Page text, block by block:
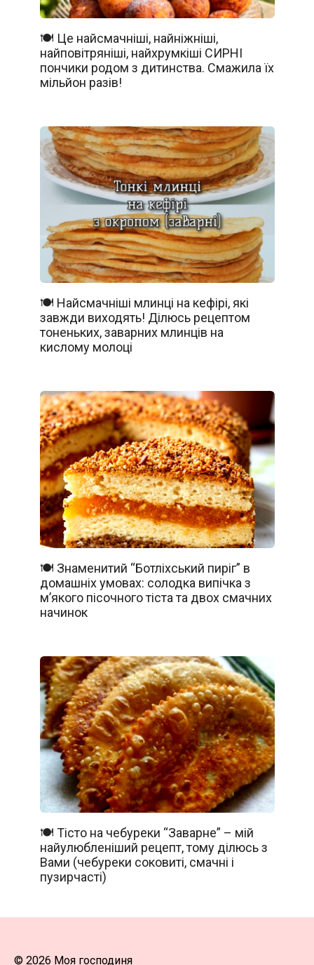
🍽️ Це найсмачніші, найніжніші,
найповітряніші, найхрумкіші СИРНІ
пончики родом з дитинства. Смажила їх
мільйон разів!
🍽️ Найсмачніші млинці на кефірі, які
завжди виходять! Ділюсь рецептом
тоненьких, заварних млинців на
кислому молоці
🍽️ Знаменитий “Ботліхський пиріг” в
домашніх умовах: солодка випічка з
м’якого пісочного тіста та двох смачних
начинок
🍽️ Тісто на чебуреки “Заварне” – мій
найулюбленіший рецепт, тому ділюсь з
Вами (чебуреки соковиті, смачні і
пузирчасті)
© 2026 Моя господиня